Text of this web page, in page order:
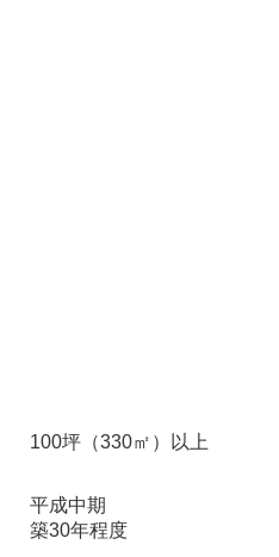
100坪（330㎡）以上
平成中期
築30年程度